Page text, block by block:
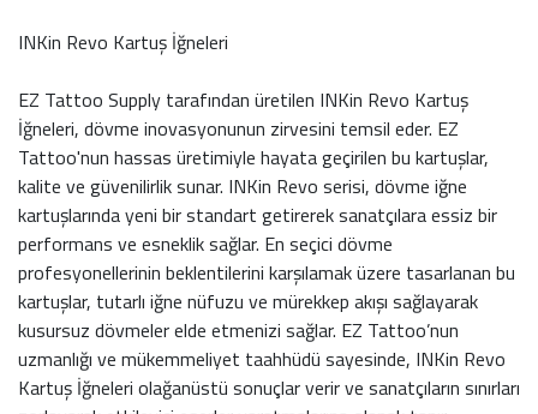
INKin Revo Kartuş İğneleri
EZ Tattoo Supply tarafından üretilen INKin Revo Kartuş
İğneleri, dövme inovasyonunun zirvesini temsil eder. EZ
Tattoo'nun hassas üretimiyle hayata geçirilen bu kartuşlar,
kalite ve güvenilirlik sunar. INKin Revo serisi, dövme iğne
kartuşlarında yeni bir standart getirerek sanatçılara essiz bir
performans ve esneklik sağlar. En seçici dövme
profesyonellerinin beklentilerini karşılamak üzere tasarlanan bu
kartuşlar, tutarlı iğne nüfuzu ve mürekkep akışı sağlayarak
kusursuz dövmeler elde etmenizi sağlar. EZ Tattoo’nun
uzmanlığı ve mükemmeliyet taahhüdü sayesinde, INKin Revo
Kartuş İğneleri olağanüstü sonuçlar verir ve sanatçıların sınırları